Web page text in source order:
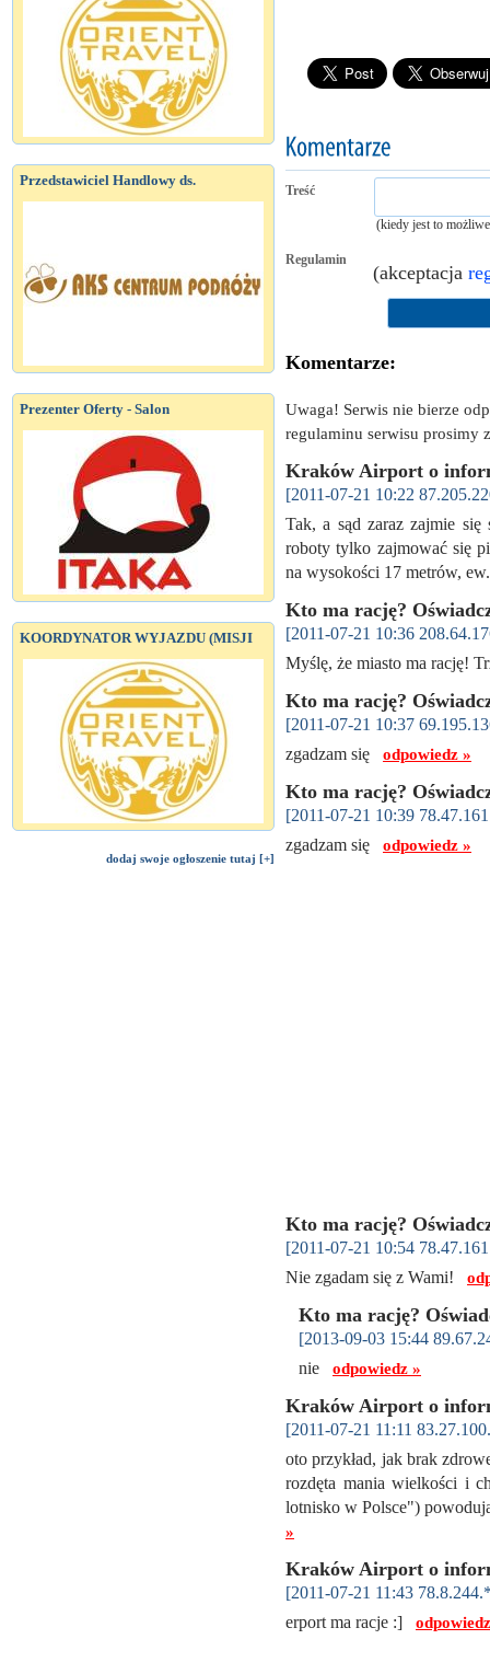
Przedstawiciel Handlowy ds.
Prezenter Oferty - Salon
KOORDYNATOR WYJAZDU (MISJI
dodaj swoje ogłoszenie tutaj [+]
Treść
(kiedy jest to
Regulamin
(akceptacja
Komentarze:
Uwaga! Serwis nie bierze
regulaminu serwisu prosimy
Kraków Airport o
[2011-07-21 10:22
Tak, a sąd zaraz zajmie
roboty tylko zajmować się
na wysokości 17 metrów,
Kto ma rację?
[2011-07-21 10:36
Myślę, że miasto ma rację!
Kto ma rację?
[2011-07-21 10:37
zgadzam się odpowiedz »
Kto ma rację?
[2011-07-21 10:39
zgadzam się odpowiedz »
Kto ma rację?
[2011-07-21 10:54
Nie zgadam się z Wami!
Kto ma rację?
[2013-09-03 15:44
nie odpowiedz »
Kraków Airport o
[2011-07-21 11:11
oto przykład, jak brak
rozdęta mania wielkości i
lotnisko w Polsce")
»
Kraków Airport o
[2011-07-21 11:43
erport ma racje :]